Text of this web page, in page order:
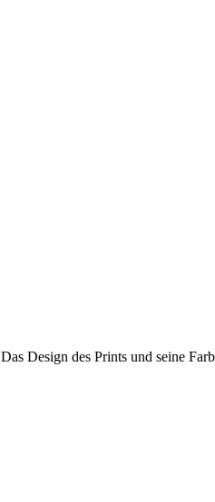
Das Design des Prints und seine